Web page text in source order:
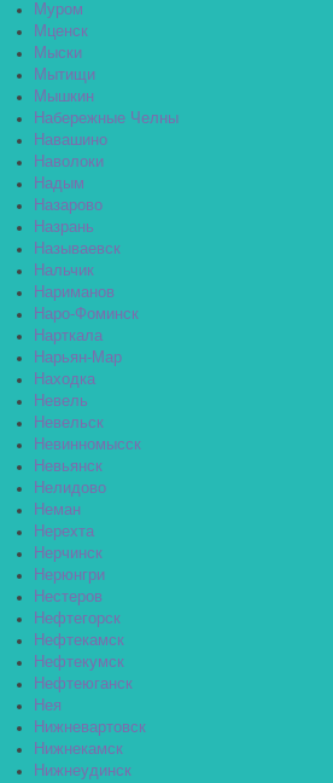
Муром
Мценск
Мыски
Мытищи
Мышкин
Набережные Челны
Навашино
Наволоки
Надым
Назарово
Назрань
Называевск
Нальчик
Нариманов
Наро-Фоминск
Нарткала
Нарьян-Мар
Находка
Невель
Невельск
Невинномысск
Невьянск
Нелидово
Неман
Нерехта
Нерчинск
Нерюнгри
Нестеров
Нефтегорск
Нефтекамск
Нефтекумск
Нефтеюганск
Нея
Нижневартовск
Нижнекамск
Нижнеудинск